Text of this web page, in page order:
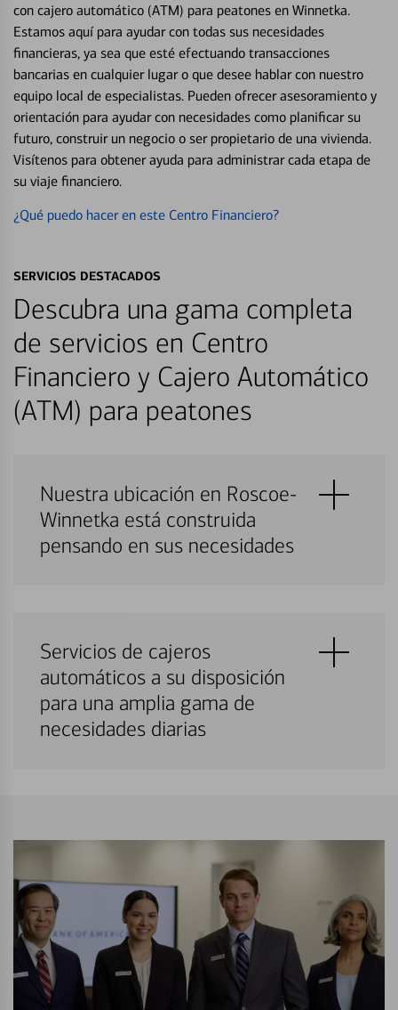
con cajero automático (ATM) para peatones en Winnetka.
Estamos aquí para ayudar con todas sus necesidades
financieras, ya sea que esté efectuando transacciones
bancarias en cualquier lugar o que desee hablar con nuestro
equipo local de especialistas. Pueden ofrecer asesoramiento y
orientación para ayudar con necesidades como planificar su
futuro, construir un negocio o ser propietario de una vivienda.
Visítenos para obtener ayuda para administrar cada etapa de
su viaje financiero.
¿Qué puedo hacer en este Centro Financiero?
SERVICIOS DESTACADOS
Descubra una gama completa
de servicios en Centro
Financiero y Cajero Automático
(ATM) para peatones
Nuestra ubicación en Roscoe-
Winnetka está construida
pensando en sus necesidades
Servicios de cajeros
automáticos a su disposición
para una amplia gama de
necesidades diarias